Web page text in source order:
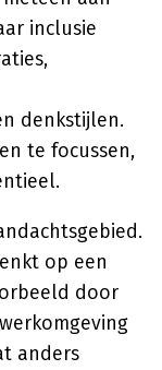
inclusie
denkstijlen.
te focussen,
op een
door
anders